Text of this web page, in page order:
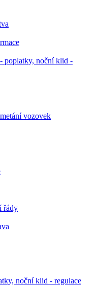
poplatky, noční klid -
vozovek
řády
noční klid - regulace